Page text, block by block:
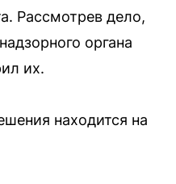
Рассмотрев дело,
органа
их.
находится на